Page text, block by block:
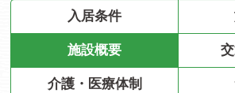
入居条件
施設概要
介護・医療体制